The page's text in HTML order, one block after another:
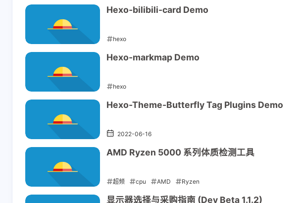
Hexo-bilibili-card Demo
hexo
2022-06-24
Hexo-markmap Demo
hexo
2022-06-20
Hexo-Theme-Butterfly Tag Plugins Demo
2022-06-16
AMD Ryzen 5000 系列体质检测工具
超频 cpu AMD Ryzen
2022-06-12
显示器选择与采购指南 (Dev Beta 1.1.2)